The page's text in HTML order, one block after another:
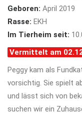
Geboren: April 2019
Rasse: EKH
Im Tierheim seit:
Vermittelt am
Peggy kam als
vorsichtig. Sie spielt
und lässt sich von
suchen wir ein